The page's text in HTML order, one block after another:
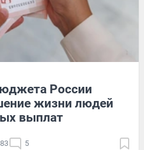
России
жизни людей
выплат
5